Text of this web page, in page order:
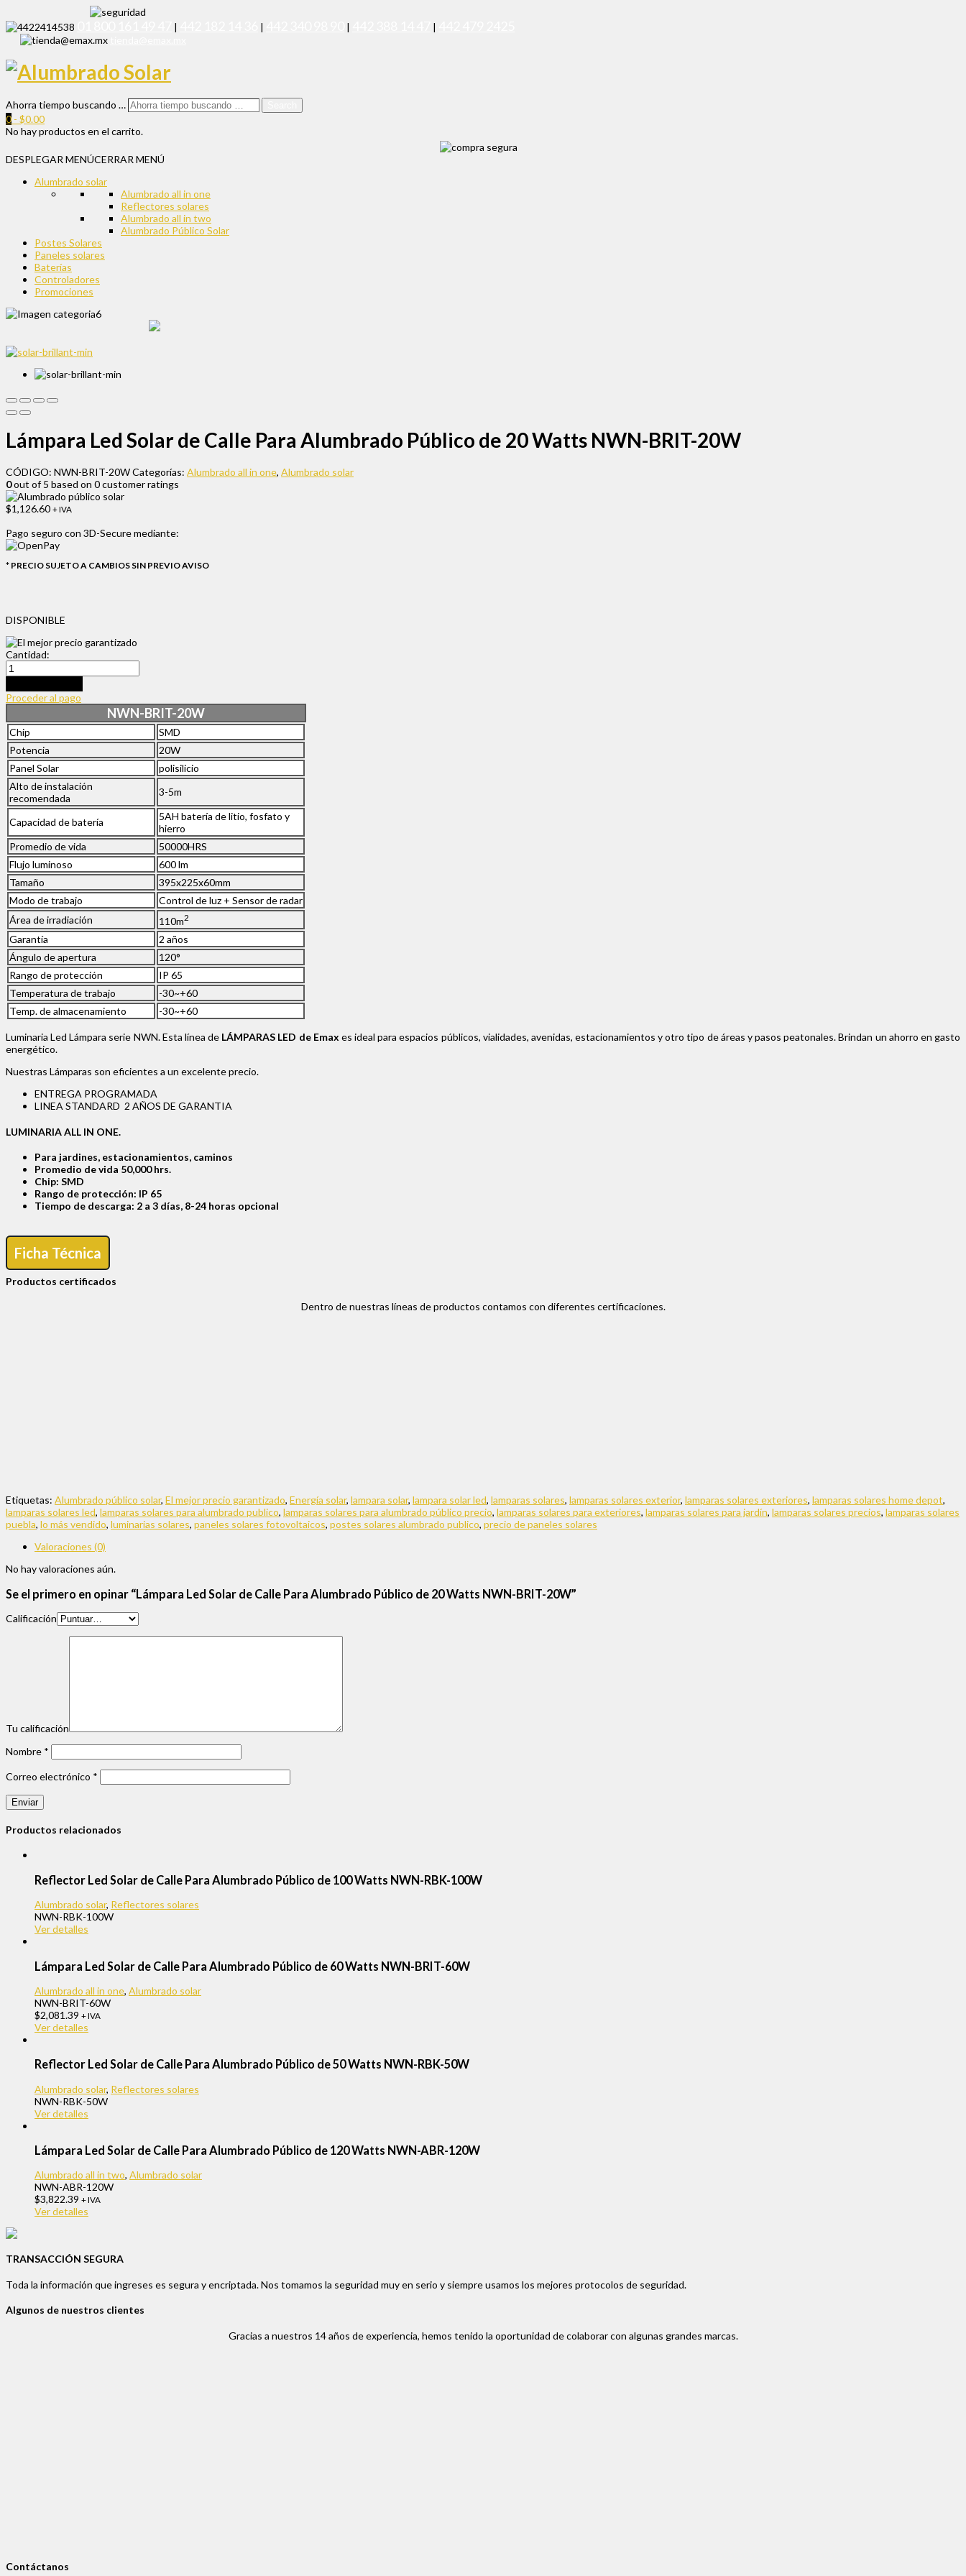
| | | |
Ahorra tiempo buscando …
0 - $0.00
No hay productos en el carrito.
DESPLEGAR MENÚCERRAR MENÚ
Alumbrado solar
Alumbrado all in one
Reflectores solares
Alumbrado all in two
Alumbrado Público Solar
Postes Solares
Paneles solares
Baterías
Controladores
Promociones
Lámpara Led Solar de Calle Para Alumbrado Público de 20 Watts NWN-BRIT-20W
CÓDIGO: NWN-BRIT-20WCategorías: Alumbrado all in one, Alumbrado solar
0out of5 based on 0customer ratings
$1,126.60 + IVA
Pago seguro con 3D-Securemediante:
* PRECIO SUJETO A CAMBIOS SIN PREVIO AVISO
DISPONIBLE
Cantidad:
Proceder al pago
NWN-BRIT-20W
Chip
SMD
Potencia
20W
Panel Solar
polisilicio
Alto de instalación
recomendada
3-5m
Capacidad de batería
5AH batería de litio, fosfato y
hierro
Promedio de vida
50000HRS
Flujo luminoso
600 lm
Tamaño
395x225x60mm
Modo de trabajo
Control de luz + Sensor de radar
Área de irradiación
110m2
Garantía
2 años
Ángulo de apertura
120°
Rango de protección
IP 65
Temperatura de trabajo
-30~+60
Temp. de almacenamiento
-30~+60
Luminaria Led Lámpara serie NWN. Esta línea de LÁMPARAS LED de Emax es ideal para espacios públicos, vialidades, avenidas, estacionamientos y otro tipo de áreas y pasos peatonales. Brindan un ahorro en gasto
energético.
Nuestras Lámparas son eficientes a un excelente precio.
ENTREGA PROGRAMADA
LINEA STANDARD 2 AÑOS DE GARANTIA
LUMINARIA ALL IN ONE.
Para jardines, estacionamientos, caminos
Promedio de vida 50,000 hrs.
Chip: SMD
Rango de protección: IP 65
Tiempo de descarga: 2 a 3 días, 8-24 horas opcional
Ficha Técnica
Productos certificados
Dentro de nuestras líneas de productos contamos con diferentes certificaciones.
Etiquetas: Alumbrado público solar, El mejor precio garantizado, Energía solar, lampara solar, lampara solar led, lamparas solares, lamparas solares exterior, lamparas solares exteriores, lamparas solares home depot,
lamparas solares led, lamparas solares para alumbrado publico, lamparas solares para alumbrado público precio, lamparas solares para exteriores, lamparas solares para jardín, lamparas solares precios, lamparas solares
puebla, lo más vendido, luminarias solares, paneles solares fotovoltaicos, postes solares alumbrado publico, precio de paneles solares
Valoraciones (0)
No hay valoraciones aún.
Se el primero en opinar “Lámpara Led Solar de Calle Para Alumbrado Público de 20 Watts NWN-BRIT-20W”
Calificación
Tu calificación
Nombre *
Correo electrónico *
Productos relacionados
Reflector Led Solar de Calle Para Alumbrado Público de 100 Watts NWN-RBK-100W
Alumbrado solar, Reflectores solares
NWN-RBK-100W
Ver detalles
Lámpara Led Solar de Calle Para Alumbrado Público de 60 Watts NWN-BRIT-60W
Alumbrado all in one, Alumbrado solar
NWN-BRIT-60W
$2,081.39 + IVA
Ver detalles
Reflector Led Solar de Calle Para Alumbrado Público de 50 Watts NWN-RBK-50W
Alumbrado solar, Reflectores solares
NWN-RBK-50W
Ver detalles
Lámpara Led Solar de Calle Para Alumbrado Público de 120 Watts NWN-ABR-120W
Alumbrado all in two, Alumbrado solar
NWN-ABR-120W
$3,822.39 + IVA
Ver detalles
TRANSACCIÓN SEGURA
Toda la información que ingreses es segura y encriptada. Nos tomamos la seguridad muy en serio y siempre usamos los mejores protocolos de seguridad.
Algunos de nuestros clientes
Gracias a nuestros 14 años de experiencia, hemos tenido la oportunidad de colaborar con algunas grandes marcas.
Contáctanos